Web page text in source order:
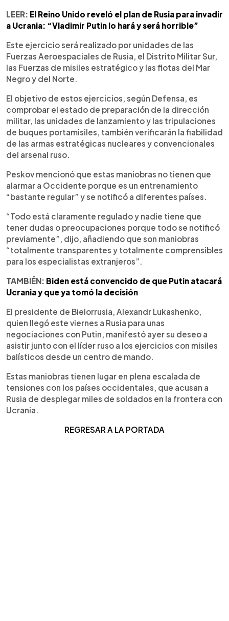
LEER: El Reino Unido reveló el plan de Rusia para invadir
a Ucrania: “Vladimir Putin lo hará y será horrible”
Este ejercicio será realizado por unidades de las
Fuerzas Aeroespaciales de Rusia, el Distrito Militar Sur,
las Fuerzas de misiles estratégico y las flotas del Mar
Negro y del Norte.
El objetivo de estos ejercicios, según Defensa, es
comprobar el estado de preparación de la dirección
militar, las unidades de lanzamiento y las tripulaciones
de buques portamisiles, también verificarán la fiabilidad
de las armas estratégicas nucleares y convencionales
del arsenal ruso.
Peskov mencionó que estas maniobras no tienen que
alarmar a Occidente porque es un entrenamiento
“bastante regular” y se notificó a diferentes países.
“Todo está claramente regulado y nadie tiene que
tener dudas o preocupaciones porque todo se notificó
previamente”, dijo, añadiendo que son maniobras
“totalmente transparentes y totalmente comprensibles
para los especialistas extranjeros”.
TAMBIÉN: Biden está convencido de que Putin atacará
Ucrania y que ya tomó la decisión
El presidente de Bielorrusia, Alexandr Lukashenko,
quien llegó este viernes a Rusia para unas
negociaciones con Putin, manifestó ayer su deseo a
asistir junto con el líder ruso a los ejercicios con misiles
balísticos desde un centro de mando.
Estas maniobras tienen lugar en plena escalada de
tensiones con los países occidentales, que acusan a
Rusia de desplegar miles de soldados en la frontera con
Ucrania.
REGRESAR A LA PORTADA